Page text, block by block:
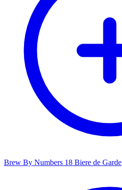
Brew By Numbers 18 Biere de Garde